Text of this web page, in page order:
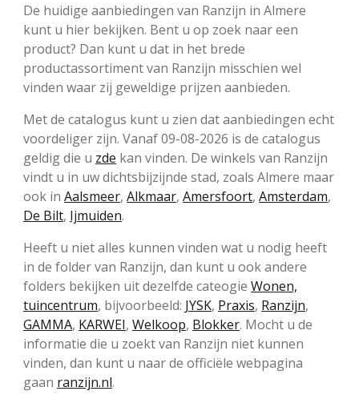
De huidige aanbiedingen van Ranzijn in Almere
kunt u hier bekijken. Bent u op zoek naar een
product? Dan kunt u dat in het brede
productassortiment van Ranzijn misschien wel
vinden waar zij geweldige prijzen aanbieden.
Met de catalogus kunt u zien dat aanbiedingen echt
voordeliger zijn. Vanaf 09-08-2026 is de catalogus
geldig die u zde kan vinden. De winkels van Ranzijn
vindt u in uw dichtsbijzijnde stad, zoals Almere maar
ook in Aalsmeer, Alkmaar, Amersfoort, Amsterdam,
De Bilt, Ijmuiden.
Heeft u niet alles kunnen vinden wat u nodig heeft
in de folder van Ranzijn, dan kunt u ook andere
folders bekijken uit dezelfde cateogie Wonen,
tuincentrum, bijvoorbeeld: JYSK, Praxis, Ranzijn,
GAMMA, KARWEI, Welkoop, Blokker. Mocht u de
informatie die u zoekt van Ranzijn niet kunnen
vinden, dan kunt u naar de officiële webpagina
gaan ranzijn.nl.